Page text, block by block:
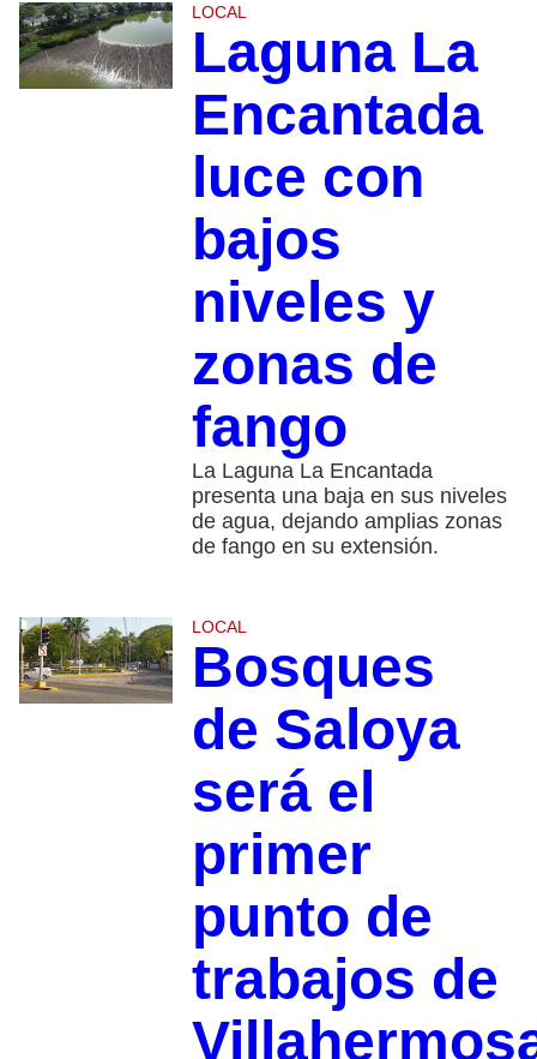
LOCAL
Laguna La
Encantada
luce con
bajos
niveles y
zonas de
fango
La Laguna La Encantada
presenta una baja en sus niveles
de agua, dejando amplias zonas
de fango en su extensión.
LOCAL
Bosques
de Saloya
será el
primer
punto de
trabajos de